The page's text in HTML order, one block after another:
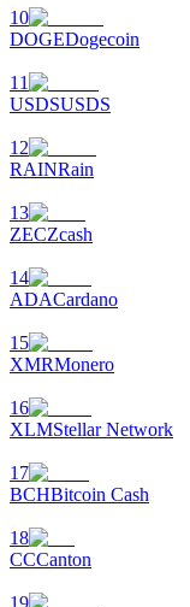
เงินกู้
คว้าผลกำไรระ
10
DOGEDogecoin
11
USDSUSDS
12
RAINRain
13
ZECZcash
14
ADACardano
15
XMRMonero
16
XLMStellar Network
17
BCHBitcoin Cash
18
CCCanton